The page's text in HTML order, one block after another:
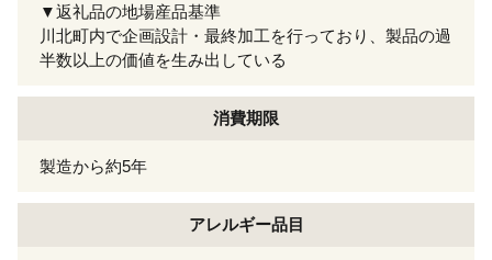
▼返礼品の地場産品基準
川北町内で企画設計・最終加工を行っており、製品の過
半数以上の価値を生み出している
消費期限
製造から約5年
アレルギー品目